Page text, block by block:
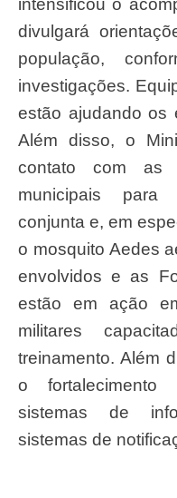
intensificou o
divulgará
população,
investigações.
estão ajudando os
Além disso, o
contato com as
municipais para
conjunta e, em
o mosquito Aedes
envolvidos e as
estão em ação
militares
treinamento. Além
o fortalecimento
sistemas de
sistemas de